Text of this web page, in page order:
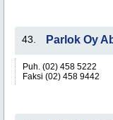
43. Parlok Oy
Puh. (02) 458 5222
Faksi (02) 458 9442